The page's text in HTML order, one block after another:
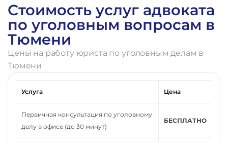
Стоимость услуг адвоката
по уголовным вопросам в
Тюмени
Цены на работу юриста по уголовным делам в
Тюмени
Услуга Цена
Первичная консультация по уголовному
делу в офисе (до 30 минут)
БЕСПЛАТНО